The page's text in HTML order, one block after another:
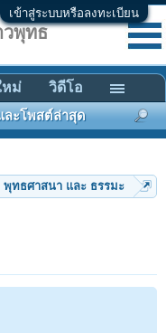
เข้าสู่ระบบหรือลงทะเบียน
พุทธศาสนา และ ธรรมะ
พุทธ
ละโพสต์ล่าสุด
หม่ วิดีโอ